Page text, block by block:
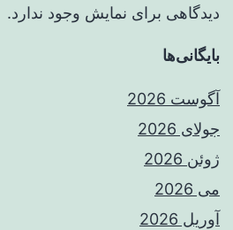
دیدگاهی برای نمایش وجود ندارد.
بایگانی‌ها
آگوست 2026
جولای 2026
ژوئن 2026
می 2026
آوریل 2026